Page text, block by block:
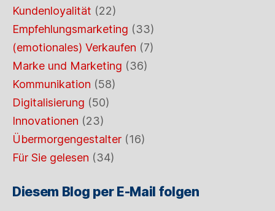
Kundenloyalität (22)
Empfehlungsmarketing (33)
(emotionales) Verkaufen (7)
Marke und Marketing (36)
Kommunikation (58)
Digitalisierung (50)
Innovationen (23)
Übermorgengestalter (16)
Für Sie gelesen (34)
Diesem Blog per E-Mail folgen